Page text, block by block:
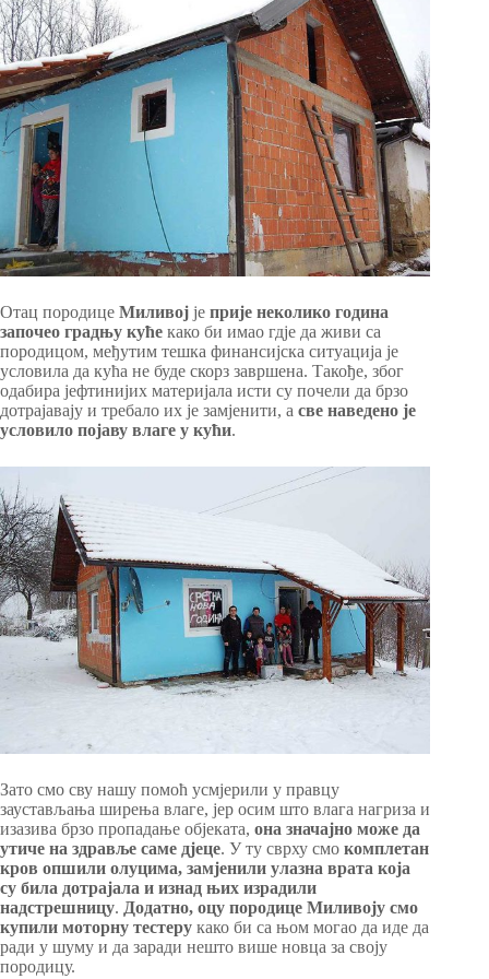
Отац породице Миливој је прије неколико година
започео градњу куће како би имао гдје да живи са
породицом, међутим тешка финансијска ситуација је
условила да кућа не буде скорз завршена. Такође, због
одабира јефтинијих материјала исти су почели да брзо
дотрајавају и требало их је замјенити, а све наведено је
условило појаву влаге у кући.
Зато смо сву нашу помоћ усмјерили у правцу
заустављања ширења влаге, јер осим што влага нагриза и
изазива брзо пропадање објеката, она значајно може да
утиче на здравље саме дјеце. У ту сврху смо комплетан
кров опшили олуцима, замјенили улазна врата која
су била дотрајала и изнад њих израдили
надстрешницу. Додатно, оцу породице Миливоју смо
купили моторну тестеру како би са њом могао да иде да
ради у шуму и да заради нешто више новца за своју
породицу.